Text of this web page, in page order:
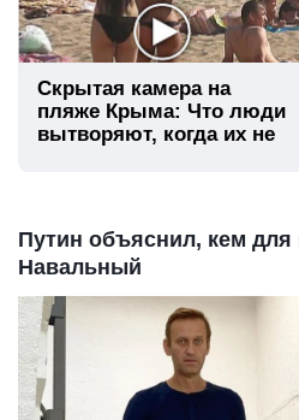
Скрытая камера на
пляже Крыма: Что люди
вытворяют, когда их не
Путин объяснил, кем для
Навальный